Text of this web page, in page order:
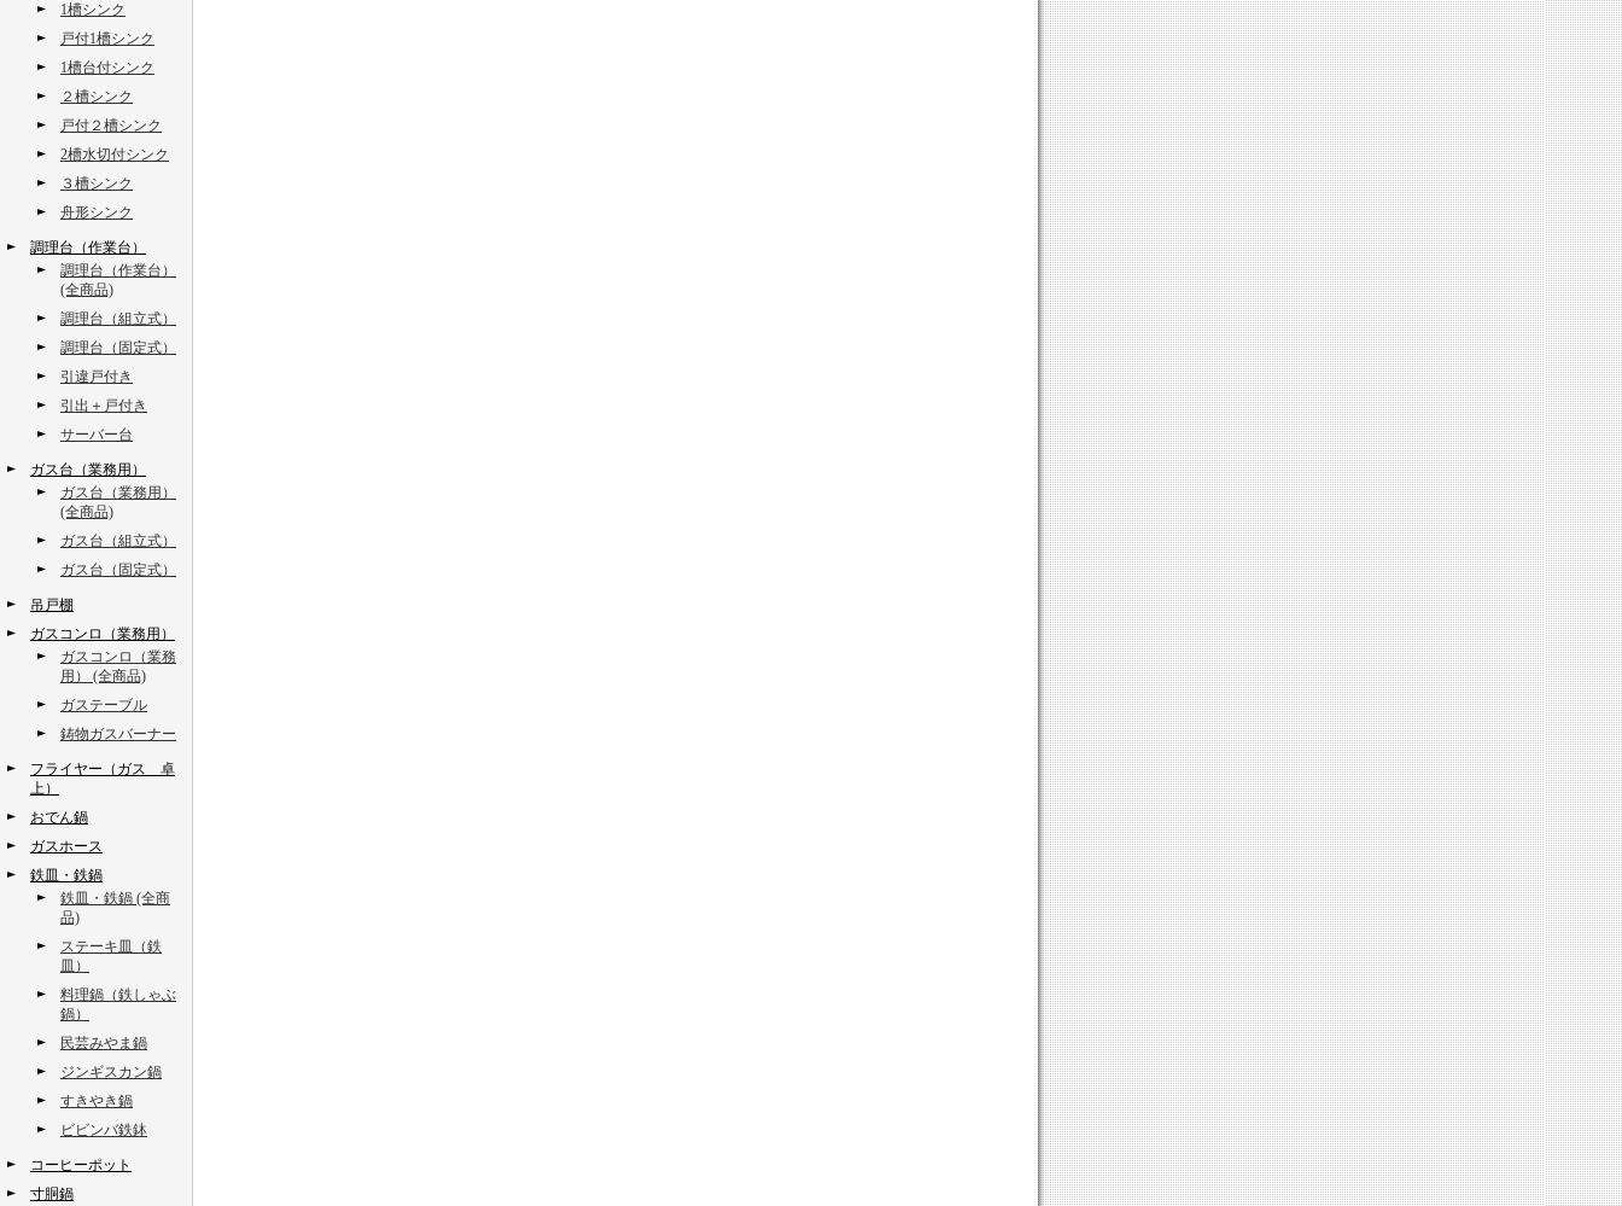
1槽シンク
戸付1槽シンク
1槽台付シンク
２槽シンク
戸付２槽シンク
2槽水切付シンク
３槽シンク
舟形シンク
調理台（作業台）
調理台（作業台）
(全商品)
調理台（組立式）
調理台（固定式）
引違戸付き
引出＋戸付き
サーバー台
ガス台（業務用）
ガス台（業務用）
(全商品)
ガス台（組立式）
ガス台（固定式）
吊戸棚
ガスコンロ（業務用）
ガスコンロ（業務
用） (全商品)
ガステーブル
鋳物ガスバーナー
フライヤー（ガス 卓
上）
おでん鍋
ガスホース
鉄皿・鉄鍋
鉄皿・鉄鍋 (全商
品)
ステーキ皿（鉄
皿）
料理鍋（鉄しゃぶ
鍋）
民芸みやま鍋
ジンギスカン鍋
すきやき鍋
ビビンバ鉄鉢
コーヒーポット
寸胴鍋